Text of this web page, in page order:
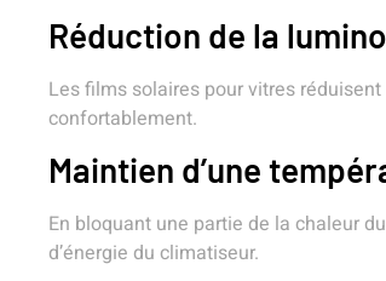
Réduction de la
Les films solaires pour vitres
confortablement.
Maintien d’une
En bloquant une partie de la chaleur
d’énergie du climatiseur.